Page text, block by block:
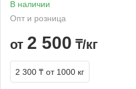
В наличии
Опт и розница
от 2 500 ₸/кг
2 300 ₸ от 1000 кг